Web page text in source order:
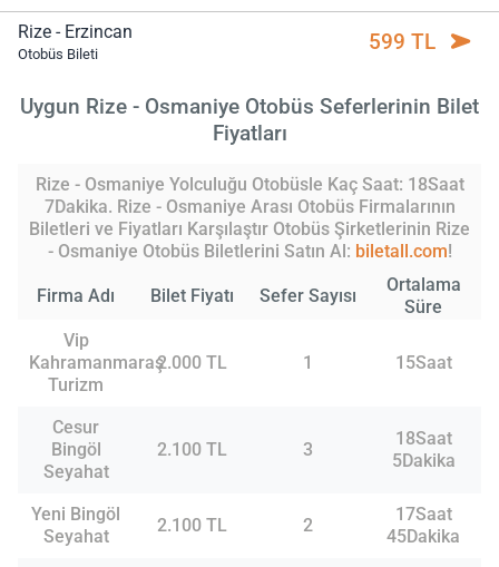
Rize - Erzincan
Otobüs Bileti 599 TL
Uygun Rize - Osmaniye Otobüs Seferlerinin Bilet
Fiyatları
Rize - Osmaniye Yolculuğu Otobüsle Kaç Saat: 18Saat
7Dakika. Rize - Osmaniye Arası Otobüs Firmalarının
Biletleri ve Fiyatları Karşılaştır Otobüs Şirketlerinin Rize
- Osmaniye Otobüs Biletlerini Satın Al: biletall.com!
Firma Adı Bilet Fiyatı Sefer Sayısı
Ortalama
Süre
Vip
Kahramanmaraş
Turizm
2.000 TL 1 15Saat
Cesur
Bingöl
Seyahat
2.100 TL 3
18Saat
5Dakika
Yeni Bingöl
Seyahat
2.100 TL 2
17Saat
45Dakika